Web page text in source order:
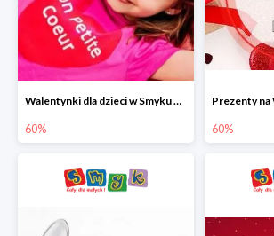
Walentynki dla dzieci w Smyku do -60%
60% 60%